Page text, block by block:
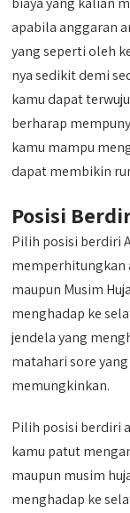
apabila anggaran
yang seperti oleh
nya sedikit demi
kamu dapat
berharap
kamu mampu
dapat membikin
Posisi
Pilih posisi berdiri
memperhitungkan
maupun Musim
menghadap ke
jendela yang
matahari sore
memungkinkan.
Pilih posisi berdiri
kamu patut
maupun musim
menghadap ke